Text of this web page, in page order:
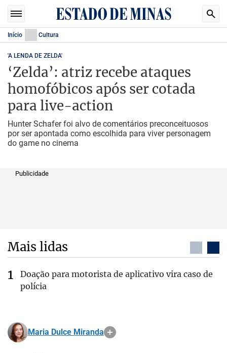
Início Cultura
'A LENDA DE ZELDA'
‘Zelda’: atriz recebe ataques
homofóbicos após ser cotada
para live-action
Hunter Schafer foi alvo de comentários preconceituosos
por ser apontada como escolhida para viver personagem
do game no cinema
Publicidade
Mais lidas
Doação para motorista de aplicativo vira caso de
polícia
Maria Dulce Miranda